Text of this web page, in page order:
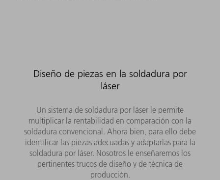
Diseño de piezas en la soldadura por
láser
Un sistema de soldadura por láser le permite
multiplicar la rentabilidad en comparación con la
soldadura convencional. Ahora bien, para ello debe
identificar las piezas adecuadas y adaptarlas para la
soldadura por láser. Nosotros le enseñaremos los
pertinentes trucos de diseño y de técnica de
producción.